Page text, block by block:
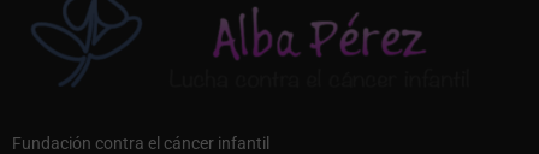
Fundación contra el cáncer infantil